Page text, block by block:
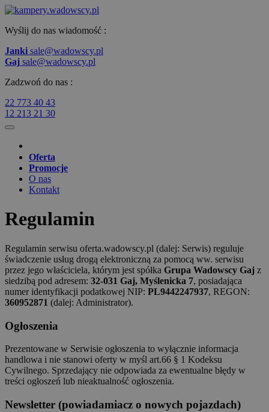
Wyślij do nas wiadomość :
Janki sale@wadowscy.pl
Gaj sale@wadowscy.pl
Zadzwoń do nas :
22 773 40 43
12 213 21 30
Oferta
Promocje
O nas
Kontakt
Regulamin
Regulamin serwisu oferta.wadowscy.pl (dalej: Serwis) reguluje
świadczenie usług drogą elektroniczną za pomocą ww. serwisu
przez jego właściciela, którym jest spółka Grupa Wadowscy Gaj z
siedzibą pod adresem: 32-031 Gaj, Myślenicka 7, posiadająca
numer identyfikacji podatkowej NIP: PL9442247937, REGON:
360952871 (dalej: Administrator).
Ogłoszenia
Prezentowane w Serwisie ogłoszenia to wyłącznie informacja
handlowa i nie stanowi oferty w myśl art.66 § 1 Kodeksu
Cywilnego. Sprzedający nie odpowiada za ewentualne błędy w
treści ogłoszeń lub nieaktualność ogłoszenia.
Newsletter (powiadamiacz o nowych pojazdach)